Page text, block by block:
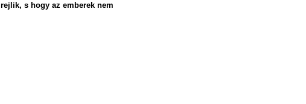
s hogy az emberek nem